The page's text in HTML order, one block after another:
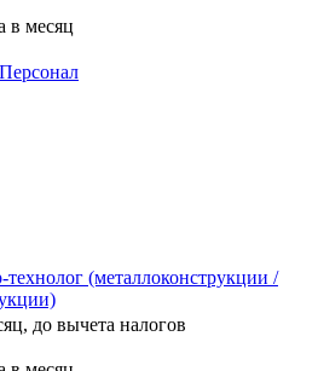
в месяц
(металлоконструкции /
до вычета налогов